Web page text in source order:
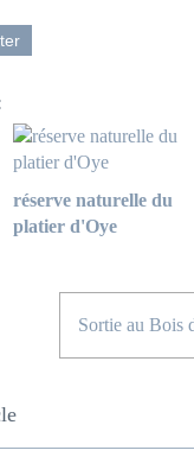
réserve naturelle du
platier d'Oye
Sortie au Bois